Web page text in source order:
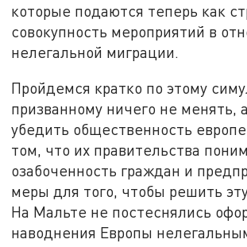
которые подаются теперь как
совокупность мероприятий в
нелегальной миграции.
Пройдемся кратко по этому
призванному ничего не менять,
убедить общественность
том, что их правительства
озабоченность граждан и
меры для того, чтобы решить
На Мальте не постеснялись
наводнения Европы